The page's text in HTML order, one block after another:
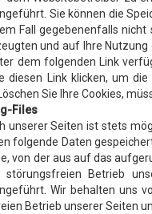
Sie können die
Fall gegebenenfalls
und auf Ihre
dem folgenden Link
diesen Link klicken, um
Sie Ihre Cookies,
Files
unserer Seiten ist stets
folgende Daten
von der aus auf das
Betrieb
Wir behalten uns
Betrieb unserer Seiten